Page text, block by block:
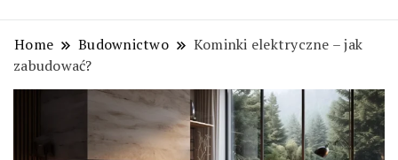
Home Budownictwo
Kominki elektryczne – jak
zabudować?